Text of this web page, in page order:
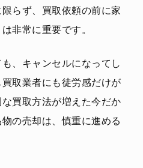
らず、買取依頼の前に家
非常に重要です。
、キャンセルになってし
取業者にも徒労感だけが
買取方法が増えた今だか
の売却は、慎重に進める